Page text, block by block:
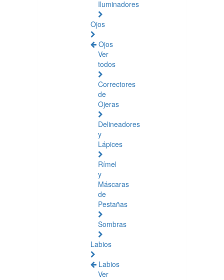
Iluminadores
Ojos
Ojos
Ver
todos
Correctores
de
Ojeras
Delineadores
y
Lápices
Rímel
y
Máscaras
de
Pestañas
Sombras
Labios
Labios
Ver